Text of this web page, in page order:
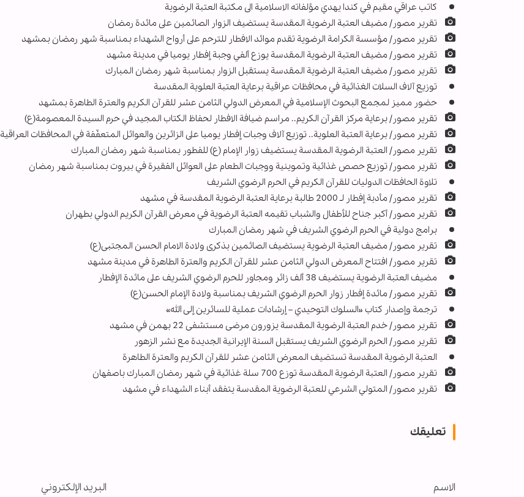
كاتب عراقي مقيم في كندا يهدي مؤلفاته الاسلامية الى مكتبة العتبة الرضوية
تقرير مصور/ مضيف العتبة الرضوية المقدسة يستضيف الزوار الصائمين على مائدة رمضان
تقرير مصور/ مؤسسة الكرامة الرضوية تقدم موائد الافطار للترحم على أرواح الشهداء بمناسبة شهر رمضان بمشهد
تقرير مصور/ مضيف العتبة الرضوية المقدسة يوزع ألفي وجبة إفطار يوميا في مدينة مشهد
تقرير مصور/ مضيف العتبة الرضوية المقدسة يستقبل الزوار بمناسبة شهر رمضان المبارك
توزيع آلاف السلات الغذائية في محافظات عراقية برعاية العتبة العلوية المقدسة
حضور مميز لمجمع البحوث الإسلامية في المعرض الدولي الثامن عشر للقرآن الكريم والعترة الطاهرة بمشهد
تقرير مصور/ برعاية مركز القرآن الكريم.. مراسم ضيافة الافطار لحفاظ الكتاب المجيد في حرم السيدة المعصومة(ع)
تقرير مصور/ برعاية العتبة العلوية.. توزيع آلاف وجبات إفطار يوميا على الزائرين والعوائل المتعفّفة في المحافظات العراقية
تقرير مصور/ العتبة الرضوية المقدسة يستضيف زوار الإمام (ع) للفطور بمناسبة شهر رمضان المبارك
تقرير مصور/ توزيع حصص غذائية وتموينية ووجبات الطعام على العوائل الفقيرة في بيروت بمناسبة شهر رمضان
تلاوة الحافظات الدولیات للقرآن الکریم في الحرم الرضوي الشریف
تقرير مصور/ مأدبة إفطار لـ 2000 طالبة برعاية العتبة الرضوية المقدسة في مشهد
تقرير مصور/ أكبر جناح للأطفال والشباب تقيمه العتبة الرضوية في معرض القرآن الكريم الدولي بطهران
برامج دولیة في الحرم الرضوي الشریف في شهر رمضان المبارك
تقرير مصور/ مضيف العتبة الرضوية يستضيف الصائمين بذكرى ولادة الامام الحسن المجتبى(ع)
تقرير مصور/ افتتاح المعرض الدولي الثامن عشر للقرآن الكريم والعترة الطاهرة في مدينة مشهد
مضيف العتبة الرضوية يستضيف 38 ألف زائر ومجاور للحرم الرضوي الشریف على مائدة الإفطار
تقرير مصور/ مائدة إفطار زوار الحرم الرضوي الشریف بمناسبة ولادة الإمام الحسن(ع)
ترجمة وإصدار کتاب «السلوك التوحیدي – إرشادات عملیة للسائرین إلی الله»
تقرير مصور/ خدم العتبة الرضوية المقدسة يزورون مرضى مستشفى 22 بهمن في مشهد
تقرير مصور/ الحرم الرضوي الشريف يستقبل السنة الإيرانية الجديدة مع نشر الزهور
العتبة الرضوية المقدسة تستضيف المعرض الثامن عشر للقرآن الكريم والعترة الطاهرة
تقرير مصور/ العتبة الرضوية المقدسة توزع 700 سلة غذائية في شهر رمضان المبارك باصفهان
تقرير مصور/ المتولي الشرعي للعتبة الرضوية المقدسة يتفقد أبناء الشهداء في مشهد
تعليقك
الاسم البريد الإلكتروني